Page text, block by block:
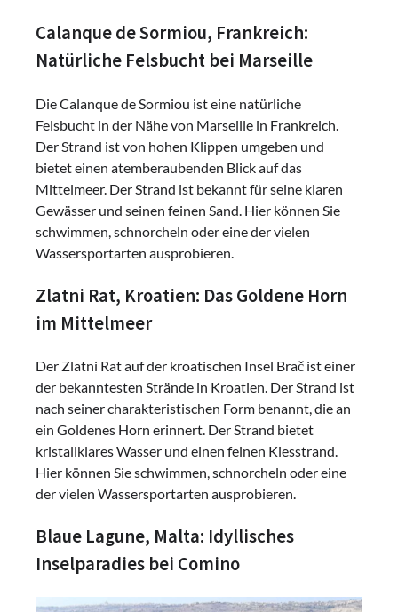
Calanque de Sormiou, Frankreich:
Natürliche Felsbucht bei Marseille
Die Calanque de Sormiou ist eine natürliche
Felsbucht in der Nähe von Marseille in Frankreich.
Der Strand ist von hohen Klippen umgeben und
bietet einen atemberaubenden Blick auf das
Mittelmeer. Der Strand ist bekannt für seine klaren
Gewässer und seinen feinen Sand. Hier können Sie
schwimmen, schnorcheln oder eine der vielen
Wassersportarten ausprobieren.
Zlatni Rat, Kroatien: Das Goldene Horn
im Mittelmeer
Der Zlatni Rat auf der kroatischen Insel Brač ist einer
der bekanntesten Strände in Kroatien. Der Strand ist
nach seiner charakteristischen Form benannt, die an
ein Goldenes Horn erinnert. Der Strand bietet
kristallklares Wasser und einen feinen Kiesstrand.
Hier können Sie schwimmen, schnorcheln oder eine
der vielen Wassersportarten ausprobieren.
Blaue Lagune, Malta: Idyllisches
Inselparadies bei Comino